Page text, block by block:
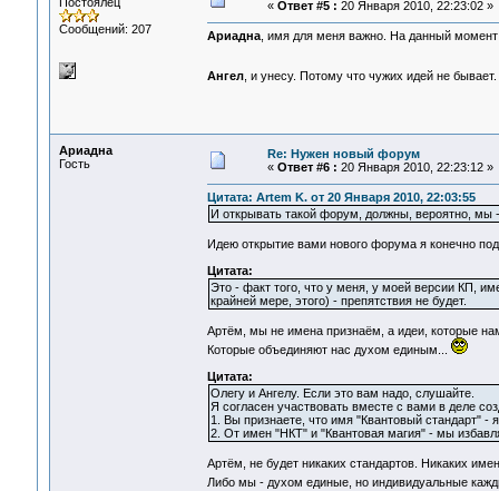
Сообщений: 207
« Ответ #5 : 20 Января 2010, 22:23:02 »
Ариадна, имя для меня важно. На данный момент
Ангел, и унесу. Потому что чужих идей не бывает.
Ариадна
Гость
Re: Нужен новый форум
« Ответ #6 : 20 Января 2010, 22:23:12 »
Цитата: Artem K. от 20 Января 2010, 22:03:55
И открывать такой форум, должны, вероятно, мы
Идею открытие вами нового форума я конечно
Цитата:
Это - факт того, что у меня, у моей версии КП,
крайней мере, этого) - препятствия не будет.
Артём, мы не имена признаём, а идеи, которые
Которые объединяют нас духом единым...
Цитата:
Олегу и Ангелу. Если это вам надо, слушайте.
Я согласен участвовать вместе с вами в деле
1. Вы признаете, что имя "Квантовый стандарт"
2. От имен "НКТ" и "Квантовая магия" - мы
Артём, не будет никаких стандартов. Никаких
Либо мы - духом единые, но индивидуальные